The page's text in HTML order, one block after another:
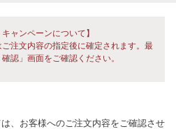
ャンペーンについて】
注文内容の指定後に確定されます。最
認」画面をご確認ください。
、お客様へのご注文内容をご確認させ